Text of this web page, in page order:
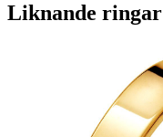
Liknande ringar